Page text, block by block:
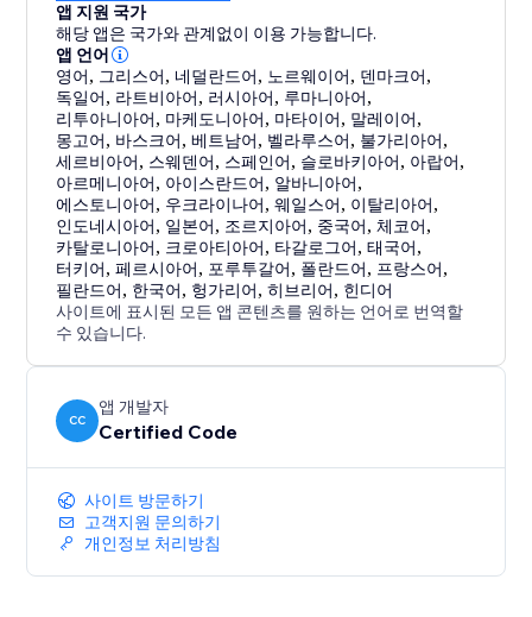
앱 지원 국가
해당 앱은 국가와 관계없이 이용 가능합니다.
앱 언어
영어, 그리스어, 네덜란드어, 노르웨이어, 덴마크어,
독일어, 라트비아어, 러시아어, 루마니아어,
리투아니아어, 마케도니아어, 마타이어, 말레이어,
몽고어, 바스크어,베트남어, 벨라루스어, 불가리아어,
세르비아어, 스웨덴어, 스페인어, 슬로바키아어, 아랍어,
아르메니아어, 아이스란드어, 알바니아어,
에스토니아어, 우크라이나어,웨일스어, 이탈리아어,
인도네시아어, 일본어, 조르지아어, 중국어, 체코어,
카탈로니아어, 크로아티아어, 타갈로그어,태국어,
터키어,페르시아어, 포루투갈어, 폴란드어, 프랑스어,
필란드어, 한국어, 헝가리어,히브리어, 힌디어
사이트에 표시된 모든 앱 콘텐츠를 원하는 언어로 번역할
수 있습니다.
CC
앱 개발자
Certified Code
사이트 방문하기
고객지원 문의하기
개인정보 처리방침